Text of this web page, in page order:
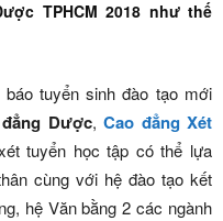
TPHCM 2018 như thế
báo tuyển sinh đào tạo mới
Dược,Cao đẳng Xét
tuyển học tập có thể lựa
cùng với hệ đào tạo kết
hệ Văn bằng 2 các ngành